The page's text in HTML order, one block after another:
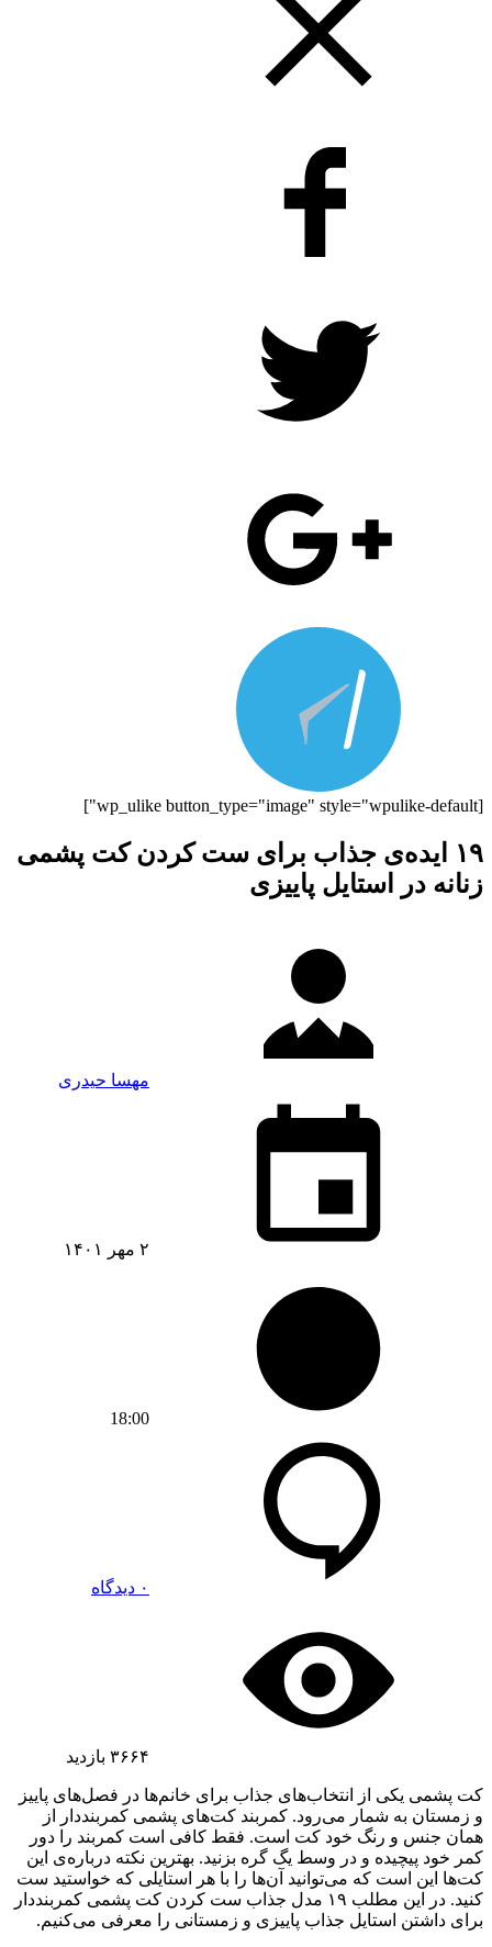
[wp_ulike button_type="image" style="wpulike-default"]
۱۹ ایده‌ی جذاب برای ست کردن کت پشمی
زنانه در استایل پاییزی
مهسا حیدری
۲ مهر ۱۴۰۱
18:00
۰ دیدگاه
۳۶۶۴ بازدید
کت پشمی یکی از انتخاب‌های جذاب برای خانم‌ها در فصل‌های پاییز
و زمستان به شمار می‌رود. کمربند کت‌های پشمی کمربنددار از
همان جنس و رنگ خود کت است. فقط کافی است کمربند را دور
کمر خود پیچیده و در وسط یگ گره بزنید. بهترین نکته درباره‌ی این
کت‌ها این است که می‌توانید آن‌ها را با هر استایلی که خواستید ست
کنید. در این مطلب ۱۹ مدل جذاب ست کردن کت پشمی کمربنددار
برای داشتن استایل جذاب پاییزی و زمستانی را معرفی می‌کنیم.